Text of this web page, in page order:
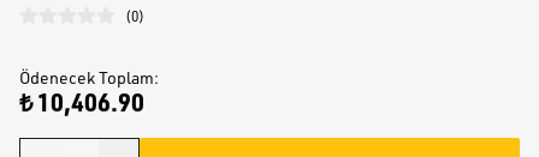
(0)
Ödenecek Toplam:
₺ 10,406.90